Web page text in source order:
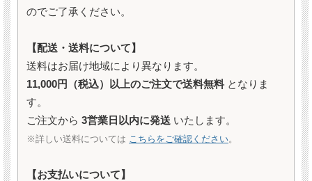
のでご了承ください。
【配送・送料について】
送料はお届け地域により異なります。
11,000円（税込）以上のご注文で送料無料 となりま
す。
ご注文から 3営業日以内に発送 いたします。
※詳しい送料については こちらをご確認ください。
【お支払いについて】